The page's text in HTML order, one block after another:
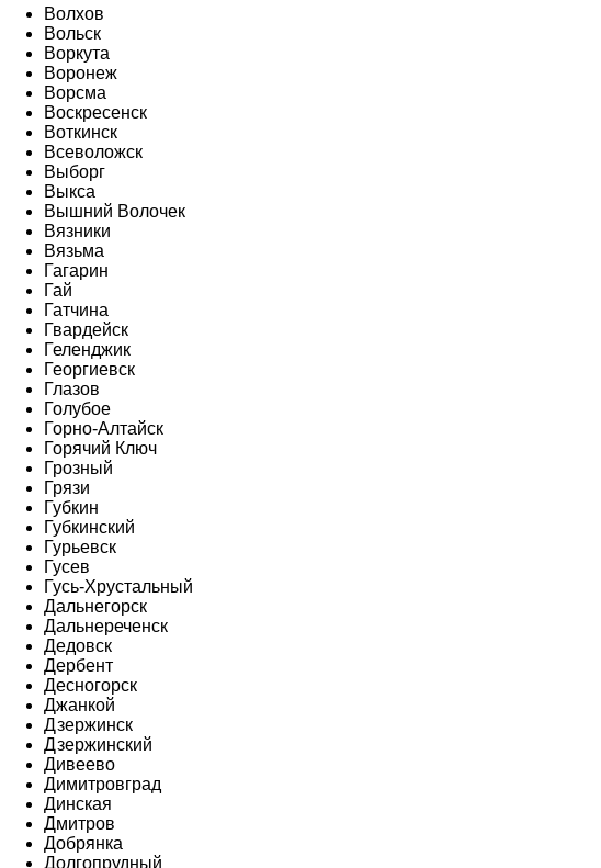
Волхов
Вольск
Воркута
Воронеж
Ворсма
Воскресенск
Воткинск
Всеволожск
Выборг
Выкса
Вышний Волочек
Вязники
Вязьма
Гагарин
Гай
Гатчина
Гвардейск
Геленджик
Георгиевск
Глазов
Голубое
Горно-Алтайск
Горячий Ключ
Грозный
Грязи
Губкин
Губкинский
Гурьевск
Гусев
Гусь-Хрустальный
Дальнегорск
Дальнереченск
Дедовск
Дербент
Десногорск
Джанкой
Дзержинск
Дзержинский
Дивеево
Димитровград
Динская
Дмитров
Добрянка
Долгопрудный